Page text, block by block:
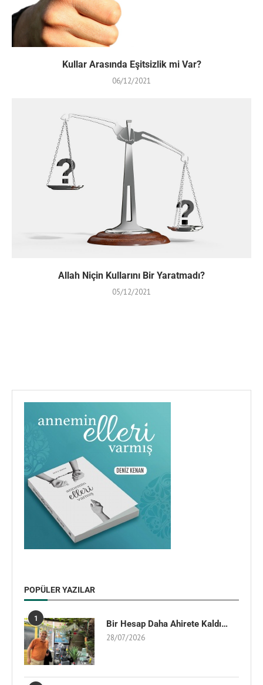
Kullar Arasında Eşitsizlik mi Var?
06/12/2021
Allah Niçin Kullarını Bir Yaratmadı?
05/12/2021
POPÜLER YAZILAR
1 Bir Hesap Daha Ahirete Kaldı…
28/07/2026